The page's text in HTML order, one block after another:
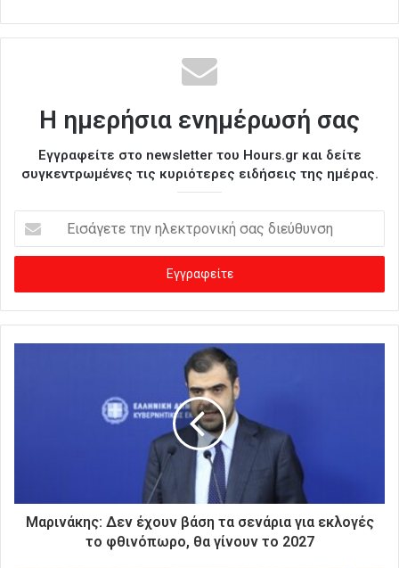
Η ημερήσια ενημέρωσή σας
Εγγραφείτε στο newsletter του Hours.gr και δείτε
συγκεντρωμένες τις κυριότερες ειδήσεις της ημέρας.
σ
γ
ε
τ
Μαρινάκης: Δεν έχουν βάση τα σενάρια για εκλογές
το φθινόπωρο, θα γίνουν το 2027